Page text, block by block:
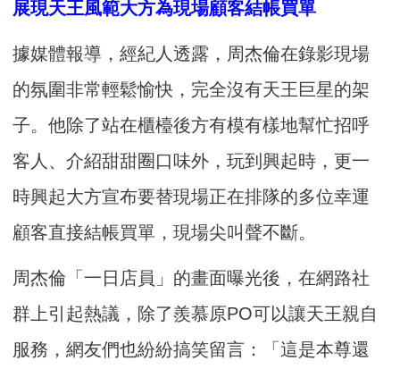
展現天王風範大方為現場顧客結帳買單
據媒體報導，經紀人透露，周杰倫在錄影現場
的氛圍非常輕鬆愉快，完全沒有天王巨星的架
子。他除了站在櫃檯後方有模有樣地幫忙招呼
客人、介紹甜甜圈口味外，玩到興起時，更一
時興起大方宣布要替現場正在排隊的多位幸運
顧客直接結帳買單，現場尖叫聲不斷。
周杰倫「一日店員」的畫面曝光後，在網路社
群上引起熱議，除了羨慕原PO可以讓天王親自
服務，網友們也紛紛搞笑留言：「這是本尊還